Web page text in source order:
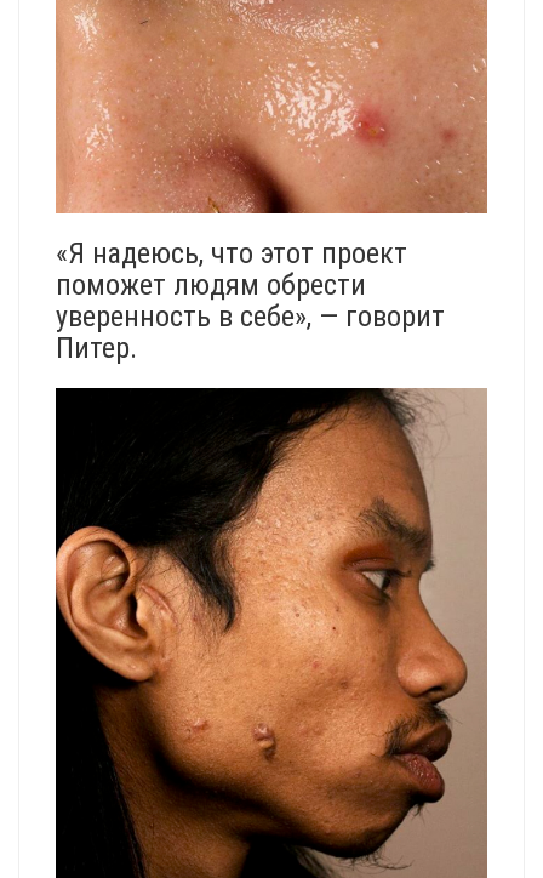
«Я надеюсь, что этот проект
поможет людям обрести
уверенность в себе», — говорит
Питер.